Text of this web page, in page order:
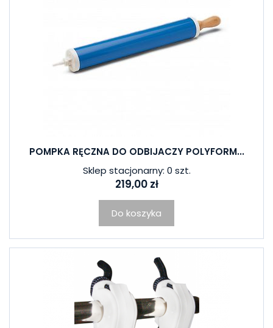
POMPKA RĘCZNA DO ODBIJACZY POLYFORM...
Sklep stacjonarny: 0 szt.
219,00 zł
Do koszyka